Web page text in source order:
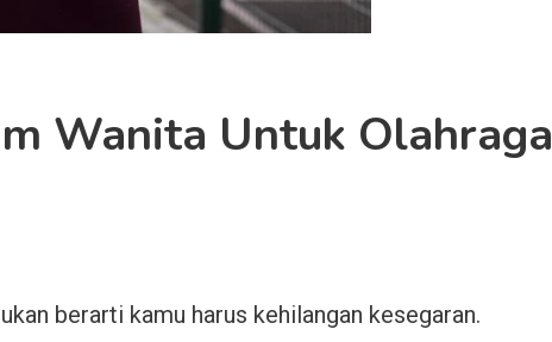
Wanita Untuk Olahraga
berarti kamu harus kehilangan kesegaran.